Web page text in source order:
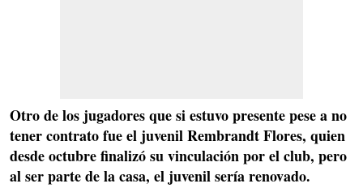
Otro de los jugadores que si estuvo presente pese a no
tener contrato fue el juvenilRembrandt Flores, quien
desde octubre finalizó su vinculación por el club, pero
al ser parte de la casa, el juvenil sería renovado.